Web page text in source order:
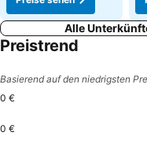
Alle
Preistrend
Basierend auf den niedrigsten
0 €
0 €